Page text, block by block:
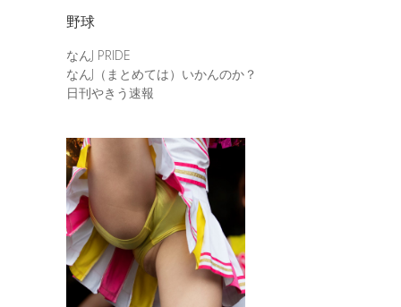
野球
なんJ PRIDE
なんJ（まとめては）いかんのか？
日刊やきう速報